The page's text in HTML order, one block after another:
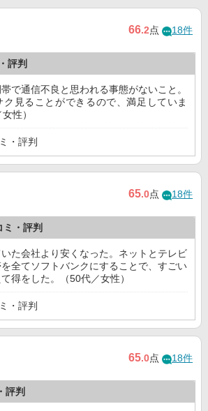
66.2点 18件
評判
で通信不良と思われる事態がないこと。
ク見ることができるので、満足していま
性）
・評判
65.0点 18件
・評判
た会社より安くなった。ネットとテレビ
全てソフトバンクにすることで、すごい
得をした。（50代／女性）
・評判
65.0点 18件
評判